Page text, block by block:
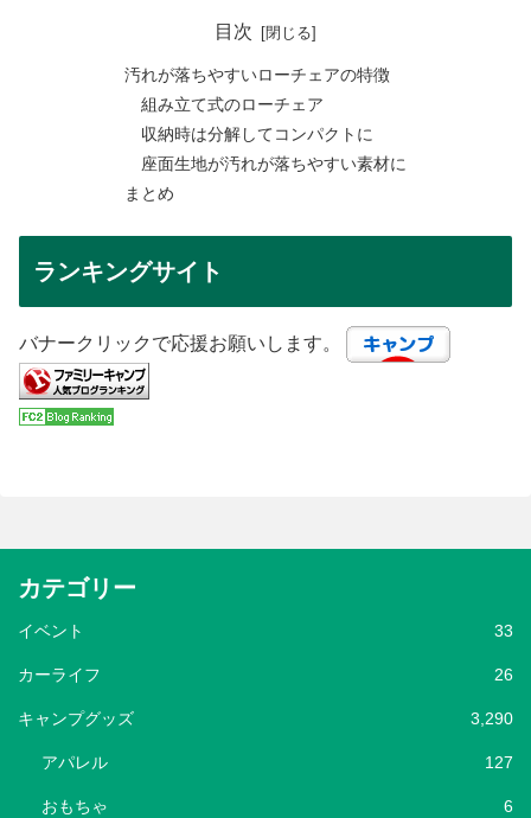
目次
汚れが落ちやすいローチェアの特徴
組み立て式のローチェア
収納時は分解してコンパクトに
座面生地が汚れが落ちやすい素材に
まとめ
ランキングサイト
バナークリックで応援お願いします。
カテゴリー
イベント 33
カーライフ 26
キャンプグッズ 3,290
アパレル 127
おもちゃ 6